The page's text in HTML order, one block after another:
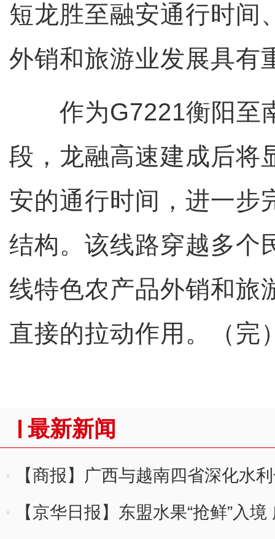
短龙胜至融安通行时间
外销和旅游业发展具有
作为G7221衡阳至
段，龙融高速建成后将
安的通行时间，进一步
结构。该线路穿越多个
线特色农产品外销和旅
直接的拉动作用。（完
最新新闻
【商报】广西与越南四省深化水
【京华日报】东盟水果“抢鲜”入